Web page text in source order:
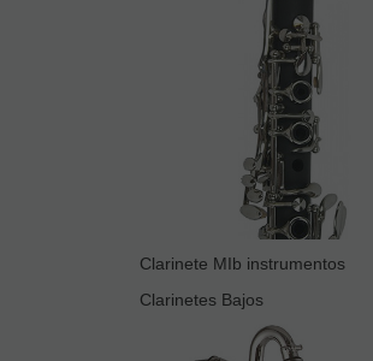
Clarinete MIb instrumentos
Clarinetes Bajos